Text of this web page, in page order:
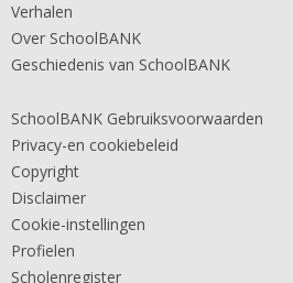
Verhalen
Over SchoolBANK
Geschiedenis van SchoolBANK
SchoolBANK Gebruiksvoorwaarden
Privacy-en cookiebeleid
Copyright
Disclaimer
Cookie-instellingen
Profielen
Scholenregister